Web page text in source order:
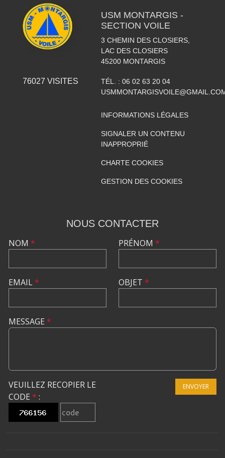
76027 VISITES
USM MONTARGIS -
SECTION VOILE
3 CHEMIN DES CLOSIERS,
LAC DES CLOSIERS
45200 MONTARGIS
TÉL. : 06 02 63 20 04
INFORMATIONS LÉGALES
SIGNALER UN CONTENU
INAPPROPRIÉ
CHARTE COOKIES
GESTION DES COOKIES
NOUS CONTACTER
NOM *
EMAIL*
PRÉNOM *
OBJET *
MESSAGE *
VEUILLEZ RECOPIER LE
CODE * :
ENVOYER